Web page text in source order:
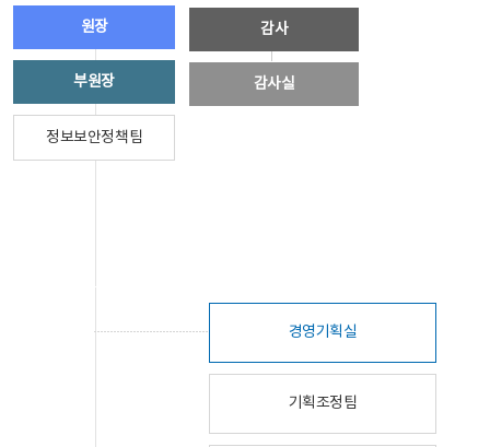
원장
부원장
정보보안정책팀
감사
감사실
경영기획실
기획조정팀